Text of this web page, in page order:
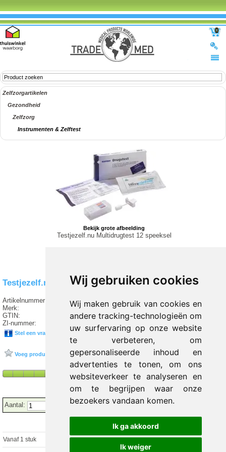
Wij gebruiken cookies
Wij maken gebruik van cookies en
andere tracking-technologieën om
uw surfervaring op onze website
te verbeteren, om
gepersonaliseerde inhoud en
advertenties te tonen, om ons
websiteverkeer te analyseren en
om te begrijpen waar onze
bezoekers vandaan komen.
Ik ga akkoord
Ik weiger
0
Zelfzorgartikelen
Gezondheid
Zelfzorg
Instrumenten & Zelftest
Bekijk grote afbeelding
Testjezelf.nu Multidrugtest 12 speeksel
Testjezelf.nu Multidrugtest 12 speeksel
Artikelnummer:
Merk:
GTIN:
ZI-nummer:
T2 950064
TESTJEZELF.NU
8718053783451
Stel een vraag over dit product
Voeg product toe aan favorieten
Aantal:
Vanaf 1 stuk € 19.12 excl. €23.14incl. 21% BTW